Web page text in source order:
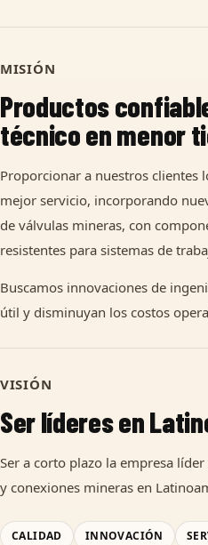
MISIÓN
Productos
técnico en menor
Proporcionar a nuestros clientes
mejor servicio, incorporando
de válvulas mineras, con
resistentes para sistemas de
Buscamos innovaciones de
útil y disminuyan los costos
VISIÓN
Ser líderes en
Ser a corto plazo la empresa
y conexiones mineras en
CALIDAD INNOVACIÓN